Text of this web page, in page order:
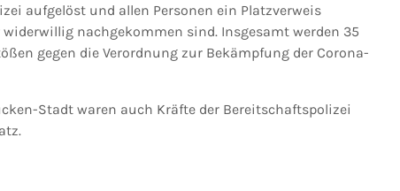
aufgelöst und allen Personen ein Platzverweis
nachgekommen sind. Insgesamt werden 35
gegen die Verordnung zur Bekämpfung der Corona-
Stadt waren auch Kräfte der Bereitschaftspolizei